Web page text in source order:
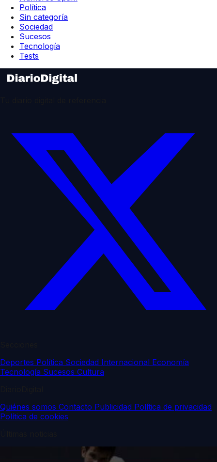
Política
Sin categoría
Sociedad
Sucesos
Tecnología
Tests
Deportes Política Sociedad Internacional Economía
Tecnología Sucesos Cultura
Quiénes somos Contacto Publicidad Política de privacidad
Política de cookies